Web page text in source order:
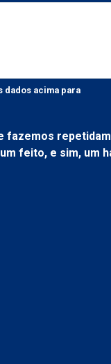
dados acima para
fazemos
feito, e sim, um